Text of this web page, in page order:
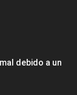
debido a un